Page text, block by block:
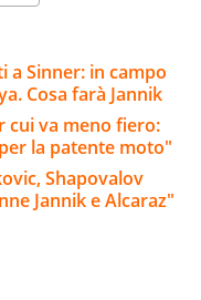
a Sinner: in campo
Cosa farà Jannik
cui va meno fiero:
la patente moto"
Shapovalov
Jannik e Alcaraz"